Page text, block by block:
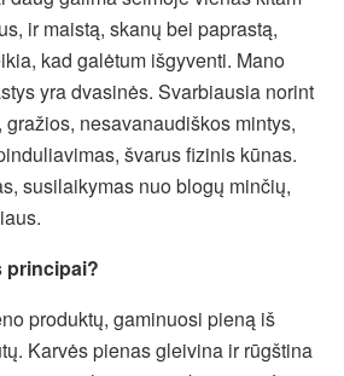
ir maistą, skanų bei paprastą,
kad galėtum išgyventi. Mano
yra dvasinės. Svarbiausia norint
nesavanaudiškos mintys,
švarus fizinis kūnas.
susilaikymas nuo blogų minčių,
principai?
produktų, gaminuosi pieną iš
Karvės pienas gleivina ir rūgština